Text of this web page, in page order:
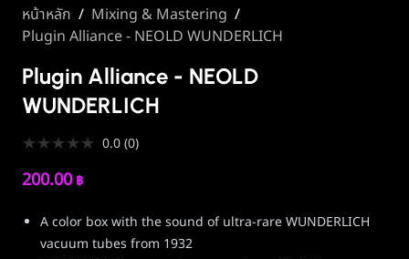
หน้าหลัก / Mixing & Mastering /
Plugin Alliance - NEOLD WUNDERLICH
Plugin Alliance - NEOLD
WUNDERLICH
★★★★★ 0.0(0)
200.00 ฿
A color box with the sound of ultra-rare WUNDERLICH
vacuum tubes from 1932